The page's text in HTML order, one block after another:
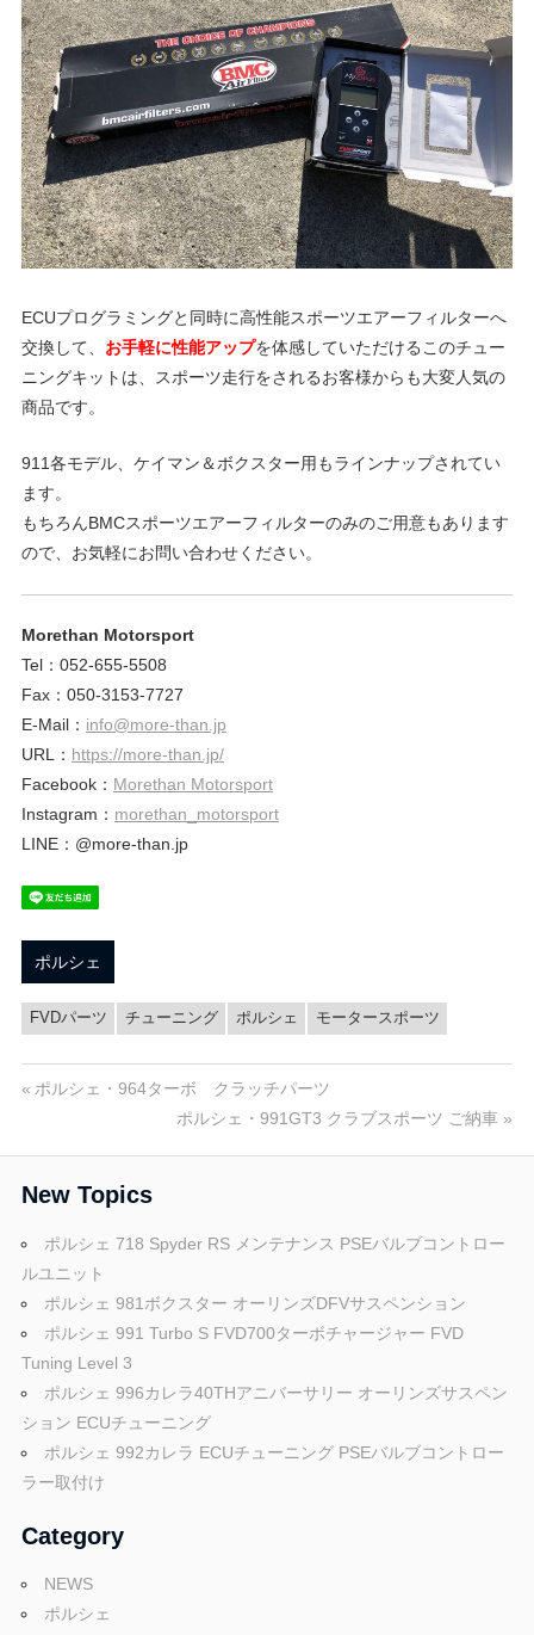
p
o
r
ポ
シ
ェ
ブ
グ
ン
グ
や
レ
ー
ス
レ
ポ
ー
ど
ご
介
い
た
し
。
ECUプログラミングと同時に高性能スポーツエアーフィルターへ
交換して、 お手軽に性能アップを体感していただけるこのチュー
ニングキットは、スポーツ走行をされるお客様からも大変人気の
商品です。
911各モデル、ケイマン＆ボクスター用もラインナップされてい
ます。
もちろんBMCスポーツエアーフィルターのみのご用意もあります
ので、お気軽にお問い合わせください。
Morethan Motorsport
Tel：052-655-5508
Fax：050-3153-7727
E-Mail： info@more-than.jp
URL： https://more-than.jp/
Facebook： Morethan Motorsport
Instagram： morethan_motorsport
LINE：@more-than.jp
ポルシェ
FVDパーツ チューニング ポルシェ モータースポーツ
投
ナ
ビ
ゲ
ー
シ
ョ
ン
前
ポルシェ・964ターボ クラッチパーツ
次
ポルシェ・991GT3 クラブスポーツ ご納車
New Topics
ポルシェ 718 Spyder RS メンテナンス PSEバルブコントロー
ルユニット
ポルシェ 981ボクスター オーリンズDFVサスペンション
ポルシェ 991 Turbo S FVD700ターボチャージャー FVD
Tuning Level 3
ポルシェ 996カレラ40THアニバーサリー オーリンズサスペン
ション ECUチューニング
ポルシェ 992カレラ ECUチューニング PSEバルブコントロー
ラー取付け
Category
NEWS
ポルシェ